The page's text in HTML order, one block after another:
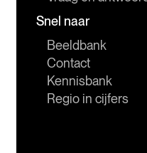
Snel naar
Beeldbank
Contact
Kennisbank
Regio in cijfers